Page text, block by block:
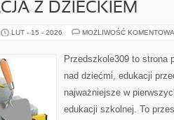
Z DZIECKIEM
LUT - 15 - 2026 MOŻLIWOŚĆ
Przedszkole309 to strona
nad dziećmi, edukacji
najważniejsze w
edukacji szkolnej. To